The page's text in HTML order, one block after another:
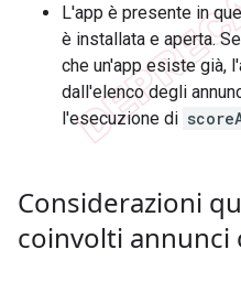
L'app è presente in
è installata e aperta.
che un'app esiste già,
dall'elenco degli
l'esecuzione di
Considerazioni
coinvolti annunci